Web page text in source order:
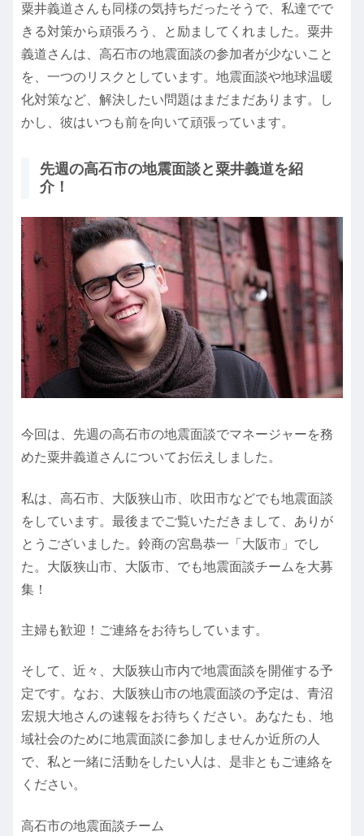
粟井義道さんも同様の気持ちだったそうで、私達でで
きる対策から頑張ろう、と励ましてくれました。粟井
義道さんは、高石市の地震面談の参加者が少ないこと
を、一つのリスクとしています。地震面談や地球温暖
化対策など、解決したい問題はまだまだあります。し
かし、彼はいつも前を向いて頑張っています。
先週の高石市の地震面談と粟井義道を紹
介！
今回は、先週の高石市の地震面談でマネージャーを務
めた粟井義道さんについてお伝えしました。
私は、高石市、大阪狭山市、吹田市などでも地震面談
をしています。最後までご覧いただきまして、ありが
とうございました。鈴商の宮島恭一「大阪市」でし
た。大阪狭山市、大阪市、でも地震面談チームを大募
集！
主婦も歓迎！ご連絡をお待ちしています。
そして、近々、大阪狭山市内で地震面談を開催する予
定です。なお、大阪狭山市の地震面談の予定は、青沼
宏規大地さんの速報をお待ちください。あなたも、地
域社会のために地震面談に参加しませんか近所の人
で、私と一緒に活動をしたい人は、是非ともご連絡を
ください。
高石市の地震面談チーム